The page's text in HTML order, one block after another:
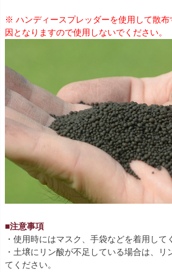
※ ハンディースプレッダーを使用して散
因となりますので使用しないでください。
■注意事項
・使用時にはマスク、手袋などを着用して
・土壌にリン酸が不足している場合は、リ
てください。